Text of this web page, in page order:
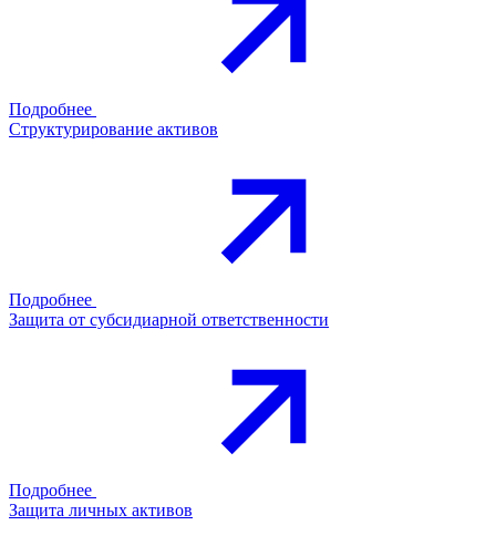
Подробнее
Структурирование активов
Подробнее
Защита от субсидиарной ответственности
Подробнее
Защита личных активов